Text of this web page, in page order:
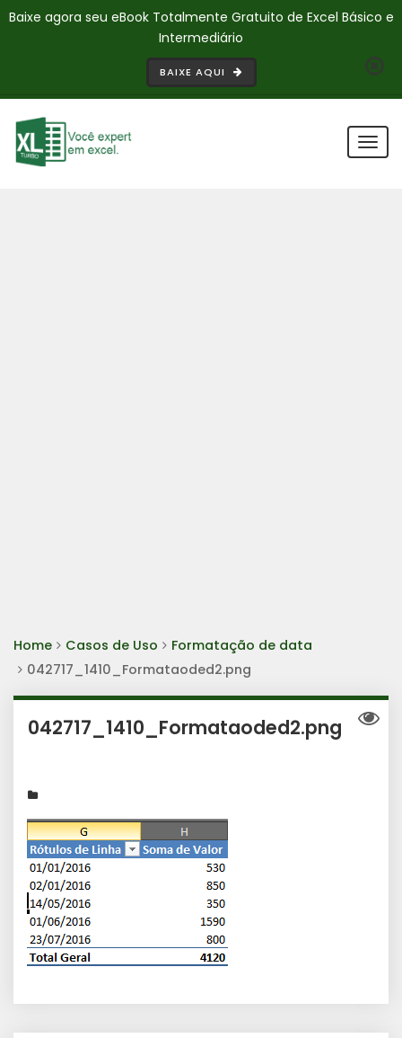
Baixe agora seu eBook Totalmente Gratuito de Excel Básico e
Intermediário
BAIXE AQUI
Home Casos de Uso
Formatação de data
042717_1410_Formataoded2.png
042717_1410_Formataoded2.png